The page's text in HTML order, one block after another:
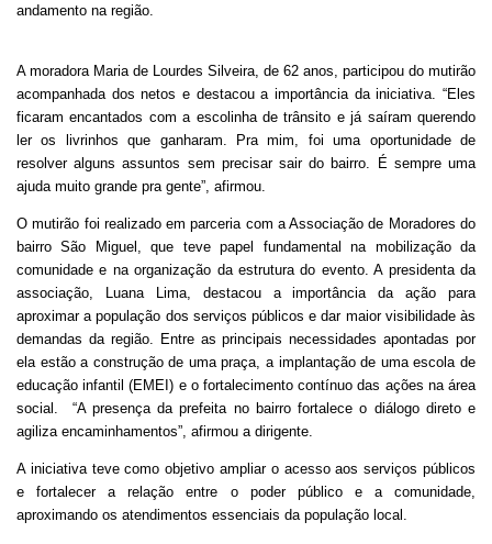
andamento na região.
A moradora Maria de Lourdes Silveira, de 62 anos, participou do mutirão
acompanhada dos netos e destacou a importância da iniciativa. “Eles
ficaram encantados com a escolinha de trânsito e já saíram querendo
ler os livrinhos que ganharam. Pra mim, foi uma oportunidade de
resolver alguns assuntos sem precisar sair do bairro. É sempre uma
ajuda muito grande pra gente”, afirmou.
O mutirão foi realizado em parceria com a Associação de Moradores do
bairro São Miguel, que teve papel fundamental na mobilização da
comunidade e na organização da estrutura do evento. A presidenta da
associação, Luana Lima, destacou a importância da ação para
aproximar a população dos serviços públicos e dar maior visibilidade às
demandas da região. Entre as principais necessidades apontadas por
ela estão a construção de uma praça, a implantação de uma escola de
educação infantil (EMEI) e o fortalecimento contínuo das ações na área
social.
“A presença da prefeita no bairro fortalece o diálogo direto e
agiliza encaminhamentos”, afirmou a dirigente.
A iniciativa teve como objetivo ampliar o acesso aos serviços públicos
e fortalecer a relação entre o poder público e a comunidade,
aproximando os atendimentos essenciais da população local.